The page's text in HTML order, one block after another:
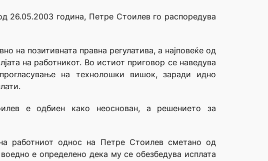
26.05.2003 година, Петре Стоилев го распоредува
на позитивната правна регулатива, а најповеќе од
на работникот. Во истиот приговор се наведува
на технолошки вишок, заради идно
е одбиен како неоснован, а решението за
работниот однос на Петре Стоилев сметано од
е определено дека му се обезбедува исплата